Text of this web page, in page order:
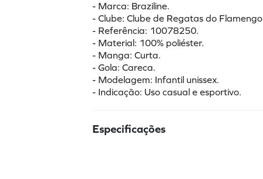
- Marca: Braziline.
- Clube: Clube de Regatas do Flamengo
- Referência: 10078250.
- Material: 100% poliéster.
- Manga: Curta.
- Gola: Careca.
- Modelagem: Infantil unissex.
- Indicação: Uso casual e esportivo.
Especificações